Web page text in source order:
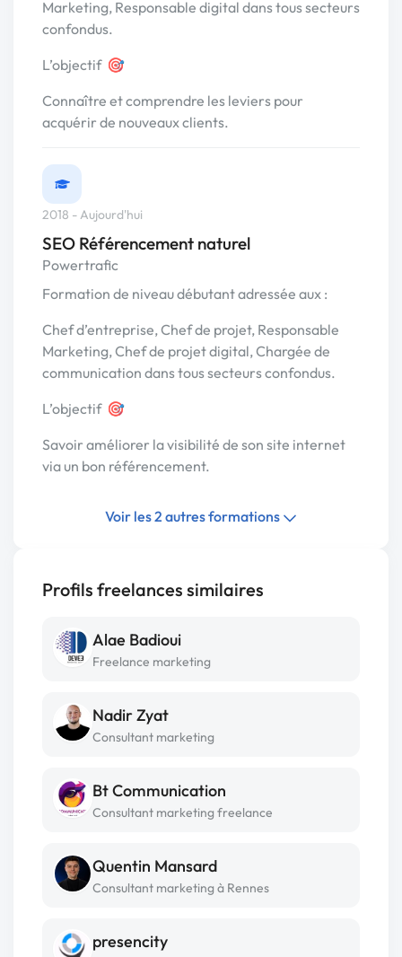
Marketing, Responsable digital dans tous secteurs
confondus.
L’objectif 🎯
Connaître et comprendre les leviers pour
acquérir de nouveaux clients.
2018 - Aujourd'hui
SEO Référencement naturel
Powertrafic
Formation de niveau débutant adressée aux :
Chef d’entreprise, Chef de projet, Responsable
Marketing, Chef de projet digital, Chargée de
communication dans tous secteurs confondus.
L’objectif 🎯
Savoir améliorer la visibilité de son site internet
via un bon référencement.
Voir les 2 autres formations
Profils freelances similaires
Alae Badioui
Freelance marketing
Nadir Zyat
Consultant marketing
Bt Communication
Consultant marketing freelance
Quentin Mansard
Consultant marketing à Rennes
presencity